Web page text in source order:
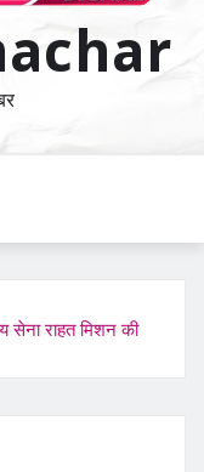
सेना राहत मिशन की